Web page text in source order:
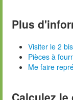
Plus
Visiter le 2
Pièces à
Me faire
Calculez